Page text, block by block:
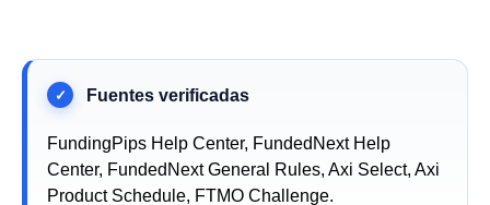
FundingPips Help Center, FundedNext Help
Center, FundedNext General Rules, Axi Select, Axi
Product Schedule, FTMO Challenge.